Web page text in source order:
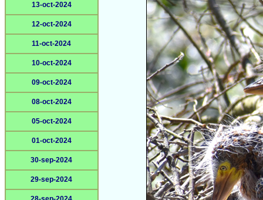
13-oct-2024
12-oct-2024
11-oct-2024
10-oct-2024
09-oct-2024
08-oct-2024
05-oct-2024
01-oct-2024
30-sep-2024
29-sep-2024